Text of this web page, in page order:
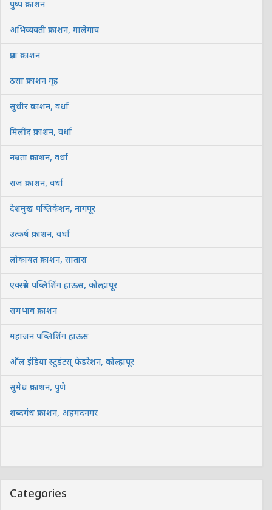
पुष्प प्रकाशन
अभिव्यक्ती प्रकाशन, मालेगाव
प्रज्ञा प्रकाशन
ठसा प्रकाशन गृह
सुधीर प्रकाशन, वर्धा
मिलींद प्रकाशन, वर्धा
नम्रता प्रकाशन, वर्धा
राज प्रकाशन, वर्धा
देशमुख पब्लिकेशन, नागपूर
उत्कर्ष प्रकाशन, वर्धा
लोकायत प्रकाशन, सातारा
एक्स्प्रेस पब्लिशिंग हाऊस, कोल्हापूर
समभाव प्रकाशन
महाजन पब्लिशिंग हाऊस
ऑल इंडिया स्टुडंटस् फेडरेशन, कोल्हापूर
सुमेध प्रकाशन, पुणे
शब्दगंध प्रकाशन, अहमदनगर
Categories